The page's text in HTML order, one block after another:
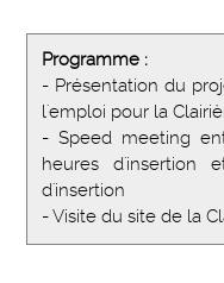
Programme :
- Présentation du
l'emploi pour la
- Speed meeting
heures d'insertion
d'insertion
- Visite du site de la